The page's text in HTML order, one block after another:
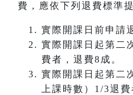
費，應依下列退費標準
實際開課日前申請
實際開課日起第二
費者，退費8成。
實際開課日起第二
上課時數）1/3退